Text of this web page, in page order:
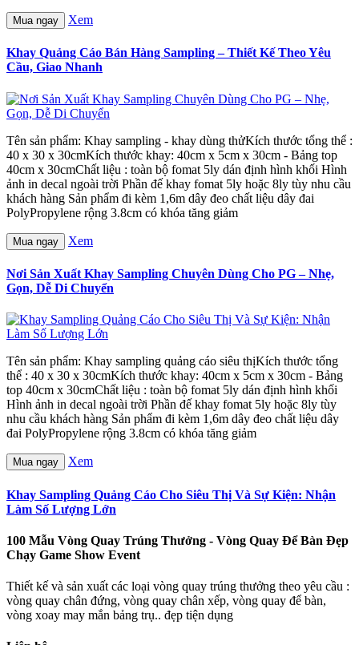
Mua ngay Xem
Khay Quảng Cáo Bán Hàng Sampling – Thiết Kế Theo Yêu
Cầu, Giao Nhanh
Tên sản phẩm: Khay sampling - khay dùng thửKích thước tổng thể :
40 x 30 x 30cmKích thước khay: 40cm x 5cm x 30cm - Bảng top
40cm x 30cmChất liệu : toàn bộ fomat 5ly dán định hình khối Hình
ảnh in decal ngoài trời Phần đế khay fomat 5ly hoặc 8ly tùy nhu cầu
khách hàng Sản phẩm đi kèm 1,6m dây đeo chất liệu dây đai
PolyPropylene rộng 3.8cm có khóa tăng giảm
Mua ngay Xem
Nơi Sản Xuất Khay Sampling Chuyên Dùng Cho PG – Nhẹ,
Gọn, Dễ Di Chuyển
Tên sản phẩm: Khay sampling quảng cáo siêu thịKích thước tổng
thể : 40 x 30 x 30cmKích thước khay: 40cm x 5cm x 30cm - Bảng
top 40cm x 30cmChất liệu : toàn bộ fomat 5ly dán định hình khối
Hình ảnh in decal ngoài trời Phần đế khay fomat 5ly hoặc 8ly tùy
nhu cầu khách hàng Sản phẩm đi kèm 1,6m dây đeo chất liệu dây
đai PolyPropylene rộng 3.8cm có khóa tăng giảm
Mua ngay Xem
Khay Sampling Quảng Cáo Cho Siêu Thị Và Sự Kiện: Nhận
Làm Số Lượng Lớn
100 Mẫu Vòng Quay Trúng Thưởng - Vòng Quay Để Bàn Đẹp
Chạy Game Show Event
Thiết kế và sản xuất các loại vòng quay trúng thưởng theo yêu cầu :
vòng quay chân đứng, vòng quay chân xếp, vòng quay để bàn,
vòng xoay may mắn bảng trụ.. đẹp tiện dụng